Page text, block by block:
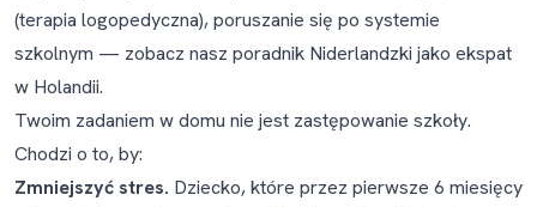
(terapia logopedyczna), poruszanie się po systemie
szkolnym — zobacz nasz poradnik Niderlandzki jako ekspat
w Holandii.
Twoim zadaniem w domu nie jest zastępowanie szkoły.
Chodzi o to, by:
Zmniejszyć stres. Dziecko, które przez pierwsze 6 miesięcy